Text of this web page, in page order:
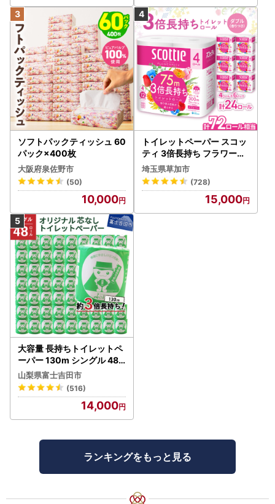
ソフトパックティッシュ 60
パック×400枚
大阪府泉佐野市
(50)
10,000
トイレットペーパー スコッ
ティ 3倍長持ち フラワーパ
ック 4ロール×6P
埼玉県草加市
(728)
15,000
大容量 長持ちトイレットペ
ーパー 130m シングル 48R
芯なし 3倍巻 トイレット
山梨県富士吉田市
(516)
14,000
ランキングをもっと見る